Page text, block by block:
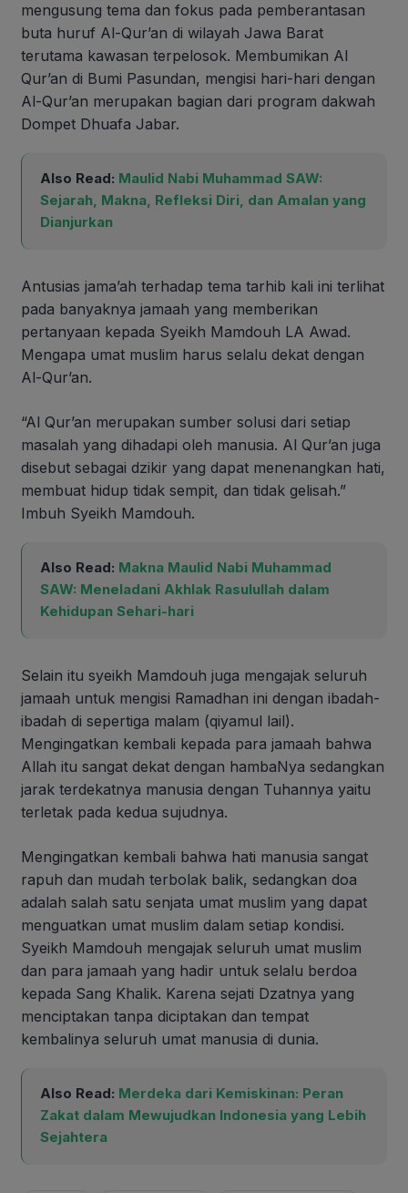
mengusung tema dan fokus pada pemberantasan
buta huruf Al-Qur’an di wilayah Jawa Barat
terutama kawasan terpelosok. Membumikan Al
Qur’an di Bumi Pasundan, mengisi hari-hari dengan
Al-Qur’an merupakan bagian dari program dakwah
Dompet Dhuafa Jabar.
Also Read: Maulid Nabi Muhammad SAW:
Sejarah, Makna, Refleksi Diri, dan Amalan yang
Dianjurkan
Antusias jama’ah terhadap tema tarhib kali ini terlihat
pada banyaknya jamaah yang memberikan
pertanyaan kepada Syeikh Mamdouh LA Awad.
Mengapa umat muslim harus selalu dekat dengan
Al-Qur’an.
“Al Qur’an merupakan sumber solusi dari setiap
masalah yang dihadapi oleh manusia. Al Qur’an juga
disebut sebagai dzikir yang dapat menenangkan hati,
membuat hidup tidak sempit, dan tidak gelisah.”
Imbuh Syeikh Mamdouh.
Also Read: Makna Maulid Nabi Muhammad
SAW: Meneladani Akhlak Rasulullah dalam
Kehidupan Sehari-hari
Selain itu syeikh Mamdouh juga mengajak seluruh
jamaah untuk mengisi Ramadhan ini dengan ibadah-
ibadah di sepertiga malam (qiyamul lail).
Mengingatkan kembali kepada para jamaah bahwa
Allah itu sangat dekat dengan hambaNya sedangkan
jarak terdekatnya manusia dengan Tuhannya yaitu
terletak pada kedua sujudnya.
Mengingatkan kembali bahwa hati manusia sangat
rapuh dan mudah terbolak balik, sedangkan doa
adalah salah satu senjata umat muslim yang dapat
menguatkan umat muslim dalam setiap kondisi.
Syeikh Mamdouh mengajak seluruh umat muslim
dan para jamaah yang hadir untuk selalu berdoa
kepada Sang Khalik. Karena sejati Dzatnya yang
menciptakan tanpa diciptakan dan tempat
kembalinya seluruh umat manusia di dunia.
Also Read: Merdeka dari Kemiskinan: Peran
Zakat dalam Mewujudkan Indonesia yang Lebih
Sejahtera